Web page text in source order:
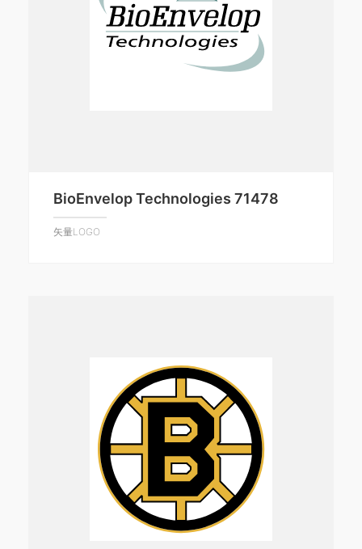
BioEnvelop Technologies 71478
矢量LOGO